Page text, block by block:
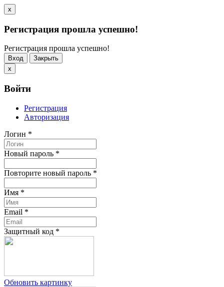
x
Регистрация прошла успешно!
Регистрация прошла успешно!
Вход
Закрыть
x
Войти
Регистрация
Авторизация
Логин *
Новый пароль *
Повторите новый пароль *
Имя *
Email *
Защитный код *
Обновить картинку